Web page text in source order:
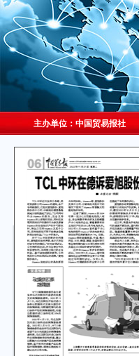
主办单位：中国贸易报社